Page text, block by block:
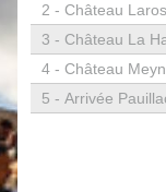
2 - Château
3 - Château La
4 - Château
5 - Arrivée